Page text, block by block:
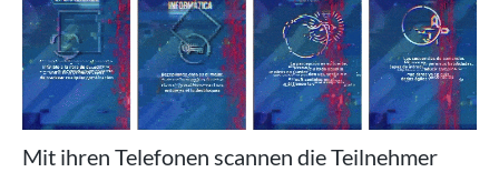
Mit ihren Telefonen scannen die Teilnehmer